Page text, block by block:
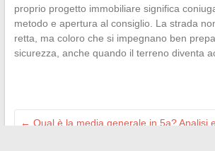
proprio progetto immobiliare significa
metodo e apertura al consiglio. La strada
retta, ma coloro che si impegnano ben
sicurezza, anche quando il terreno diventa
← Qual è la media generale in 5a? Analisi